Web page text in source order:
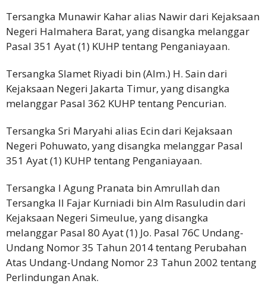
Tersangka Munawir Kahar alias Nawir dari Kejaksaan
Negeri Halmahera Barat, yang disangka melanggar
Pasal 351 Ayat (1) KUHP tentang Penganiayaan.
Tersangka Slamet Riyadi bin (Alm.) H. Sain dari
Kejaksaan Negeri Jakarta Timur, yang disangka
melanggar Pasal 362 KUHP tentang Pencurian.
Tersangka Sri Maryahi alias Ecin dari Kejaksaan
Negeri Pohuwato, yang disangka melanggar Pasal
351 Ayat (1) KUHP tentang Penganiayaan.
Tersangka I Agung Pranata bin Amrullah dan
Tersangka II Fajar Kurniadi bin Alm Rasuludin dari
Kejaksaan Negeri Simeulue, yang disangka
melanggar Pasal 80 Ayat (1) Jo. Pasal 76C Undang-
Undang Nomor 35 Tahun 2014 tentang Perubahan
Atas Undang-Undang Nomor 23 Tahun 2002 tentang
Perlindungan Anak.